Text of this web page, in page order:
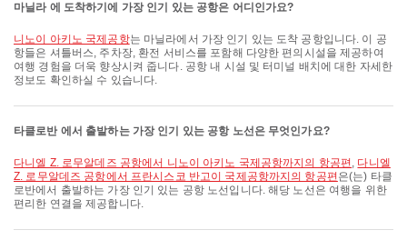
마닐라 에 도착하기에 가장 인기 있는 공항은 어디인가요?
니노이 아키노 국제공항는 마닐라에서 가장 인기 있는 도착 공항입니다. 이 공
항들은 셔틀버스, 주차장, 환전 서비스를 포함해 다양한 편의시설을 제공하여
여행 경험을 더욱 향상시켜 줍니다. 공항 내 시설 및 터미널 배치에 대한 자세한
정보도 확인하실 수 있습니다.
타클로반 에서 출발하는 가장 인기 있는 공항 노선은 무엇인가요?
다니엘 Z. 로무알데즈 공항에서 니노이 아키노 국제공항까지의 항공편 , 다니엘
Z. 로무알데즈 공항에서 프란시스코 반고이 국제공항까지의 항공편 은(는) 타클
로반에서 출발하는 가장 인기 있는 공항 노선입니다. 해당 노선은 여행을 위한
편리한 연결을 제공합니다.